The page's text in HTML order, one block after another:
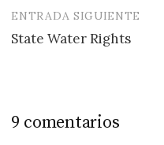
entradas
ENTRADA SIGUIENTE
State Water Rights
9 comentarios